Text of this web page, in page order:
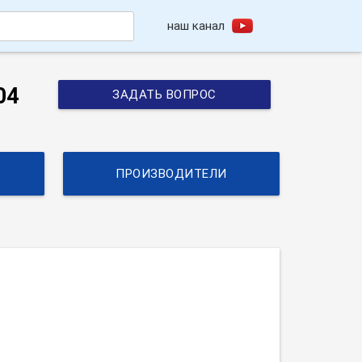
наш канал
ЗАДАТЬ ВОПРОС
ПРОИЗВОДИТЕЛИ